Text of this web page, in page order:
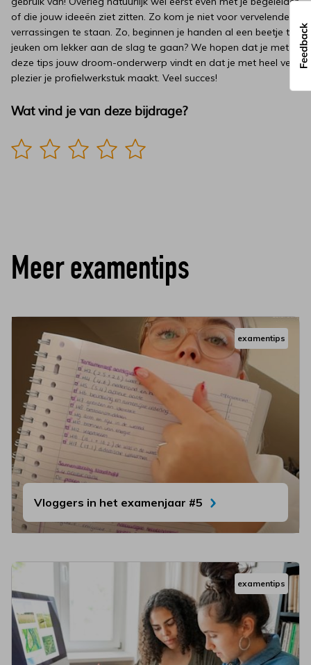
of die jouw ideeën ziet zitten. Zo kom je niet voor vervelende
verrassingen te staan. Zo, beginnen je handen al een beetje te
jeuken om lekker aan de slag te gaan? We hopen dat je met
deze tips jouw droom-onderwerp vindt en dat je met heel veel
plezier je profielwerkstuk maakt. Veel succes!
Meer examentips
examentips
Vloggers in het examenjaar #5
examentips